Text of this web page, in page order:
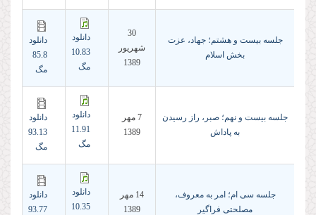
جلسه بیست و هشتم؛ جهاد، عزت
بخش اسلام
30
شهريور
1389
دانلود
10.83
مگ
دانلود
85.8
مگ
جلسه بیست و نهم؛ صبر، راز رسیدن
به پاداش
7 مهر
1389
دانلود
11.91
مگ
دانلود
93.13
مگ
جلسه سی ام؛ امر به معروف،
مصلحتی فراگیر
14 مهر
1389
دانلود
10.35
دانلود
93.77